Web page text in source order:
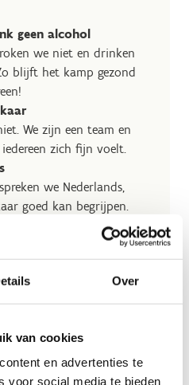
Over
van cookies
en advertenties te
voor social media te bieden
geen alcohol
we niet en drinken
blijft het kamp gezond
We zijn een team en
zich fijn voelt.
we Nederlands,
goed kan begrijpen.
van het kampterrein. Als
het even aan een
jouw plekje
privacy op hun kamer.
op afgesproken